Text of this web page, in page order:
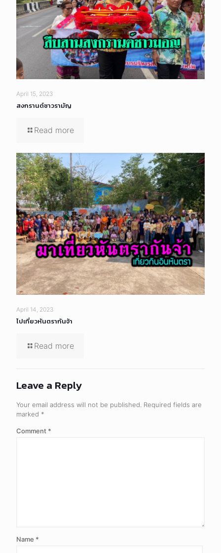
April 15, 2023
สงกรานต์ชาวรามัญ
Read more
April 14, 2023
ไปเที่ยวหันตรากันจ้า
Read more
Leave a Reply
Your email address will not be published. Required fields are
marked *
Comment *
Name *